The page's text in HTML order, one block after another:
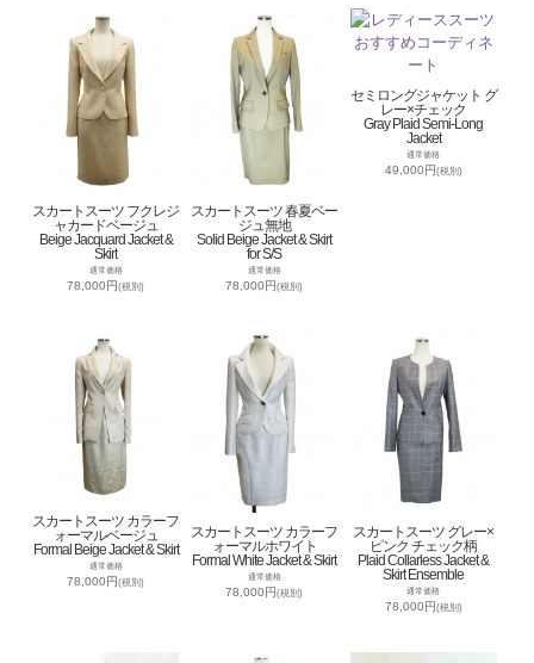
スカートスーツ フクレジ
ャカードベージュ
Beige Jacquard Jacket &
Skirt
通常価格
78,000円(税別)
スカートスーツ 春夏ベー
ジュ無地
Solid Beige Jacket & Skirt
for S/S
通常価格
78,000円(税別)
セミロングジャケット グ
レー×チェック
Gray Plaid Semi-Long
Jacket
通常価格
49,000円(税別)
スカートスーツ カラーフ
ォーマルベージュ
Formal Beige Jacket & Skirt
通常価格
78,000円(税別)
スカートスーツ カラーフ
ォーマルホワイト
Formal White Jacket & Skirt
通常価格
78,000円(税別)
スカートスーツ グレー×
ピンク チェック柄
Plaid Collarless Jacket &
Skirt Ensemble
通常価格
78,000円(税別)